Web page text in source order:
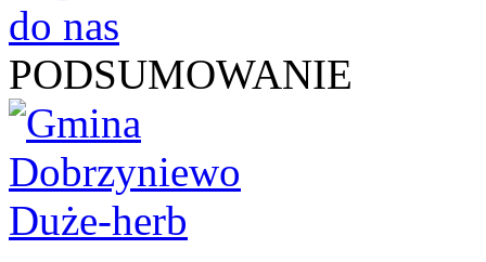
PODSUMOWANIE